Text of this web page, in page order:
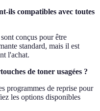
ils compatibles avec toutes
conçus pour être
standard, mais il est
l'achat.
de toner usagées ?
programmes de reprise pour
les options disponibles